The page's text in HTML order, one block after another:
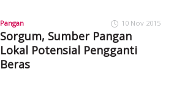
Pangan 10 Nov 2015
Sorgum, Sumber Pangan
Lokal Potensial Pengganti
Beras